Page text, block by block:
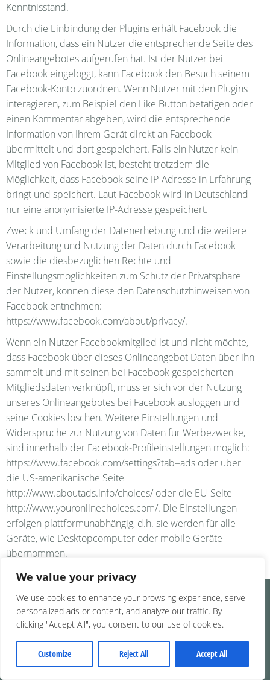
We value your privacy
We use cookies to enhance your browsing experience, serve
personalized ads or content, and analyze our traffic. By
clicking "Accept All", you consent to our use of cookies.
Customize Reject All Accept All
Kenntnisstand.
Durch die Einbindung der Plugins erhält Facebook die
Information, dass ein Nutzer die entsprechende Seite des
Onlineangebotes aufgerufen hat. Ist der Nutzer bei
Facebook eingeloggt, kann Facebook den Besuch seinem
Facebook-Konto zuordnen. Wenn Nutzer mit den Plugins
interagieren, zum Beispiel den Like Button betätigen oder
einen Kommentar abgeben, wird die entsprechende
Information von Ihrem Gerät direkt an Facebook
übermittelt und dort gespeichert. Falls ein Nutzer kein
Mitglied von Facebook ist, besteht trotzdem die
Möglichkeit, dass Facebook seine IP-Adresse in Erfahrung
bringt und speichert. Laut Facebook wird in Deutschland
nur eine anonymisierte IP-Adresse gespeichert.
Zweck und Umfang der Datenerhebung und die weitere
Verarbeitung und Nutzung der Daten durch Facebook
sowie die diesbezüglichen Rechte und
Einstellungsmöglichkeiten zum Schutz der Privatsphäre
der Nutzer, können diese den Datenschutzhinweisen von
Facebook entnehmen:
https://www.facebook.com/about/privacy/.
Wenn ein Nutzer Facebookmitglied ist und nicht möchte,
dass Facebook über dieses Onlineangebot Daten über ihn
sammelt und mit seinen bei Facebook gespeicherten
Mitgliedsdaten verknüpft, muss er sich vor der Nutzung
unseres Onlineangebotes bei Facebook ausloggen und
seine Cookies löschen. Weitere Einstellungen und
Widersprüche zur Nutzung von Daten für Werbezwecke,
sind innerhalb der Facebook-Profileinstellungen möglich:
https://www.facebook.com/settings?tab=ads oder über
die US-amerikanische Seite
http://www.aboutads.info/choices/ oder die EU-Seite
http://www.youronlinechoices.com/. Die Einstellungen
erfolgen plattformunabhängig, d.h. sie werden für alle
Geräte, wie Desktopcomputer oder mobile Geräte
übernommen.
KONTAKT
Werder (Havel)
0176.25480979